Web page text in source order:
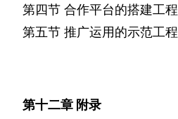
第四节 合作平台的搭建工程
第五节 推广运用的示范工程
第十二章 附录